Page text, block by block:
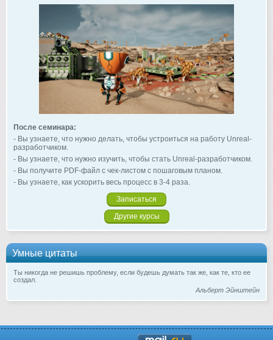
После семинара:
- Вы узнаете, что нужно делать, чтобы устроиться на работу Unreal-
разработчиком.
- Вы узнаете, что нужно изучить, чтобы стать Unreal-разработчиком.
- Вы получите PDF-файл с чек-листом с пошаговым планом.
- Вы узнаете, как ускорить весь процесс в 3-4 раза.
Записаться
Другие курсы
Умные цитаты
Ты никогда не решишь проблему, если будешь думать так же, как те, кто ее
создал.
Альберт Эйнштейн